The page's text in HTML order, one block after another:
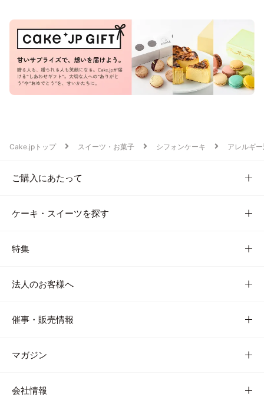
Cake.jpトップ スイーツ・お菓子 シフォンケーキ アレルギ
ご購入にあたって
ケーキ・スイーツを探す
特集
法人のお客様へ
催事・販売情報
マガジン
会社情報